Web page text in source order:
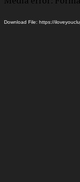
Download File: https://